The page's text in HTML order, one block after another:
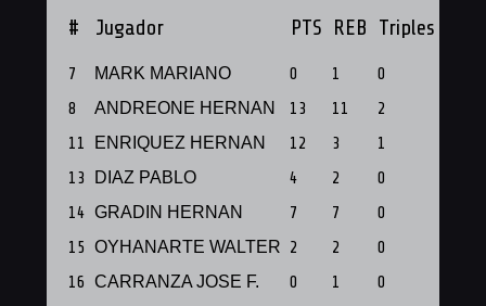
# Jugador PTS REB Triples
7 MARK MARIANO 0 1 0
8
ANDREONE HERNAN 13 11 2
11
ENRIQUEZ HERNAN 12 3 1
13
DIAZ PABLO 4 2 0
14 GRADIN HERNAN 7 7 0
15 OYHANARTE WALTER 2 2 0
16 CARRANZA JOSE F. 0 1 0